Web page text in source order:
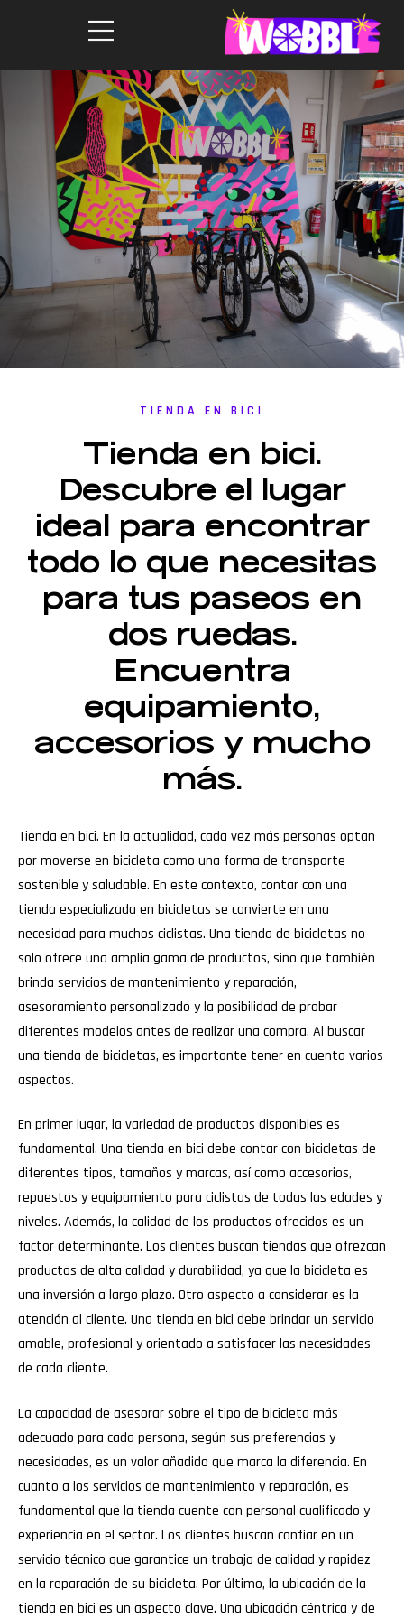
TIENDA EN BICI
Tienda en bici.
Descubre el lugar
ideal para encontrar
todo lo que necesitas
para tus paseos en
dos ruedas.
Encuentra
equipamiento,
accesorios y mucho
más.
Tienda en bici. En la actualidad, cada vez más personas optan
por moverse en bicicleta como una forma de transporte
sostenible y saludable. En este contexto, contar con una
tienda especializada en bicicletas se convierte en una
necesidad para muchos ciclistas. Una tienda de bicicletas no
solo ofrece una amplia gama de productos, sino que también
brinda servicios de mantenimiento y reparación,
asesoramiento personalizado y la posibilidad de probar
diferentes modelos antes de realizar una compra. Al buscar
una tienda de bicicletas, es importante tener en cuenta varios
aspectos.
En primer lugar, la variedad de productos disponibles es
fundamental. Una tienda en bici debe contar con bicicletas de
diferentes tipos, tamaños y marcas, así como accesorios,
repuestos y equipamiento para ciclistas de todas las edades y
niveles. Además, la calidad de los productos ofrecidos es un
factor determinante. Los clientes buscan tiendas que ofrezcan
productos de alta calidad y durabilidad, ya que la bicicleta es
una inversión a largo plazo. Otro aspecto a considerar es la
atención al cliente. Una tienda en bici debe brindar un servicio
amable, profesional y orientado a satisfacer las necesidades
de cada cliente.
La capacidad de asesorar sobre el tipo de bicicleta más
adecuado para cada persona, según sus preferencias y
necesidades, es un valor añadido que marca la diferencia. En
cuanto a los servicios de mantenimiento y reparación, es
fundamental que la tienda cuente con personal cualificado y
experiencia en el sector. Los clientes buscan confiar en un
servicio técnico que garantice un trabajo de calidad y rapidez
en la reparación de su bicicleta. Por último, la ubicación de la
tienda en bici es un aspecto clave. Una ubicación céntrica y de